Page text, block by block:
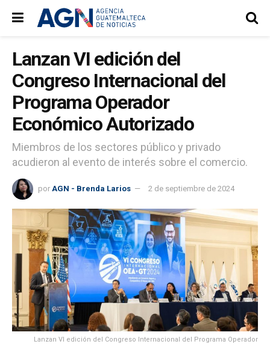
Lanzan VI edición del
Congreso Internacional del
Programa Operador
Económico Autorizado
Miembros de los sectores público y privado
acudieron al evento de interés sobre el comercio.
por AGN - Brenda Larios 2 de septiembre de 2024
Lanzan VI edición del Congreso Internacional del Programa Operador